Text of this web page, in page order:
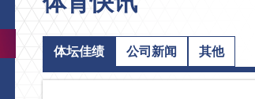
体坛佳绩 公司新闻 其他